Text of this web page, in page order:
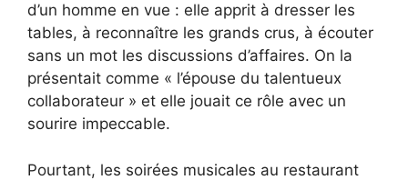
d’un homme en vue : elle apprit à dresser les
tables, à reconnaître les grands crus, à écouter
sans un mot les discussions d’affaires. On la
présentait comme « l’épouse du talentueux
collaborateur » et elle jouait ce rôle avec un
sourire impeccable.
Pourtant, les soirées musicales au restaurant